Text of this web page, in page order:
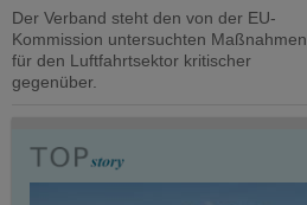
Der Verband steht den von der EU-
Kommission untersuchten Maßnahmen
für den Luftfahrtsektor kritischer
gegenüber.